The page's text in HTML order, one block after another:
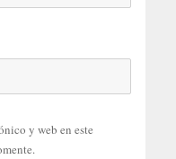
y web en este